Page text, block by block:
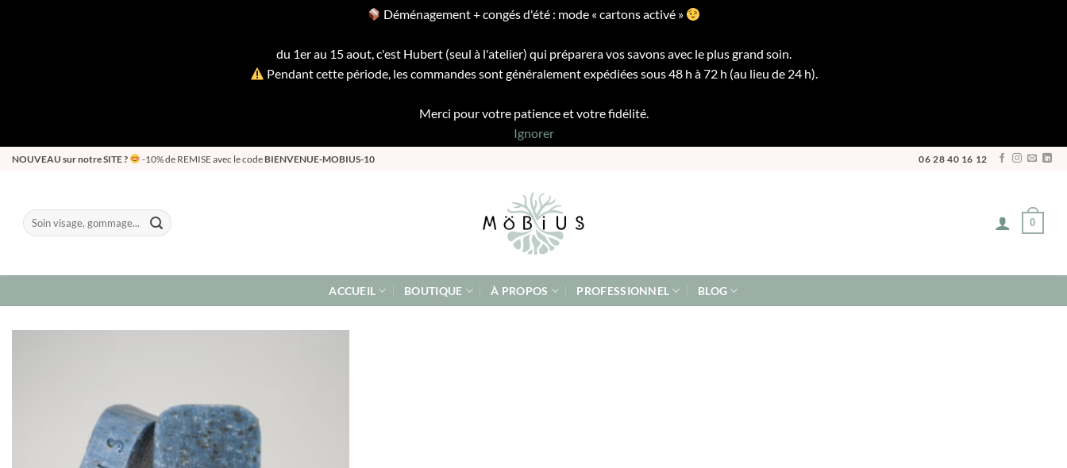
Déménagement + congés d'été : mode « cartons activé »
du 1er au 15 aout, c'est Hubert (seul à l'atelier) qui préparera vos savons avec le plus grand soin.
Pendant cette période, les commandes sont généralement expédiées sous 48 h à 72 h (au lieu de 24 h).
Merci pour votre patience et votre fidélité.
Ignorer
Passer
NOUVEAU sur notre SITE ? -10% de REMISE avec le code BIENVENUE-MOBIUS-10 06 28 40 16 12
Recherche
pour :
0
ACCUEIL BOUTIQUE À PROPOS PROFESSIONNEL BLOG